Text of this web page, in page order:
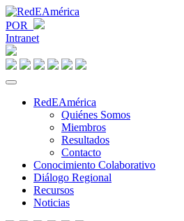
POR
Intranet
RedEAmérica
Quiénes Somos
Miembros
Resultados
Contacto
Conocimiento Colaborativo
Diálogo Regional
Recursos
Noticias